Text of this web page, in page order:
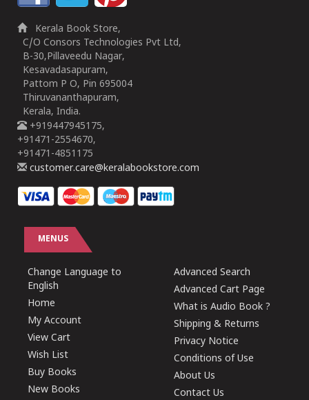
Kerala Book Store,
C/O Consors Technologies Pvt Ltd,
B-30,Pillaveedu Nagar,
Kesavadasapuram,
Pattom P O, Pin 695004
Thiruvananthapuram,
Kerala, India.
+919447945175,
+91471-2554670,
+91471-4851175
customer.care@keralabookstore.com
MENUS
Change Language to
English
Home
My Account
View Cart
Wish List
Buy Books
New Books
Advanced Search
Advanced Cart Page
What is Audio Book ?
Shipping & Returns
Privacy Notice
Conditions of Use
About Us
Contact Us